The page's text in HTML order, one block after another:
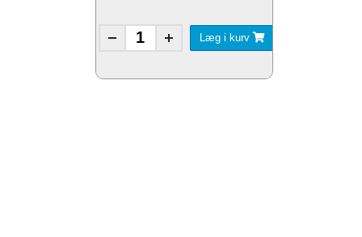
Læg i kurv